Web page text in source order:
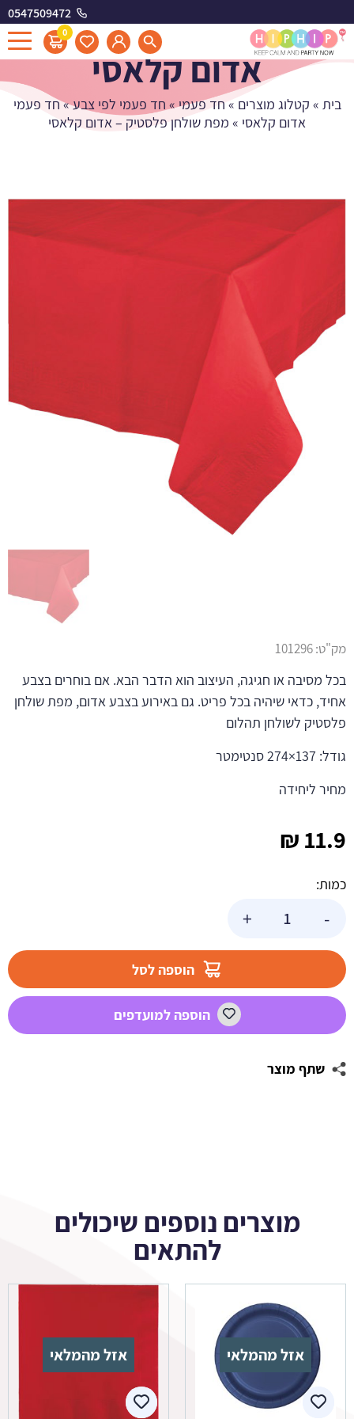
0547509472
0
מפת שולחן פלסטיק -
אדום קלאסי
בית » קטלוג מוצרים » חד פעמי» חד פעמי לפי צבע»חד פעמי
אדום קלאסי » מפת שולחן פלסטיק – אדום קלאסי
11.9
₪
כמות:
-
-
קלאסי
+
הוספה לסל
הוספה למועדפים
שתף מוצר
מק"ט:101296
בכל מסיבה או חגיגה, העיצוב הוא הדבר הבא. אם בוחרים בצבע
אחיד, כדאי שיהיה בכל פריט. גם באירוע בצבע אדום, מפת שולחן
פלסטיק לשולחן תהלום
גודל: 137×274 סנטימטר
מחיר ליחידה
מוצרים נוספים שיכולים
להתאים
אזל מהמלאי אזל מהמלאי